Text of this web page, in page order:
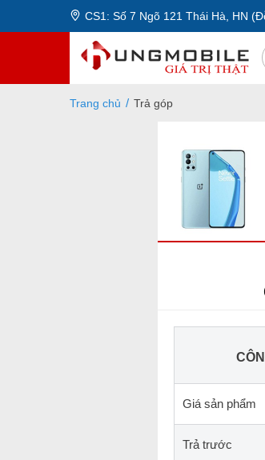
CS1: Số 7 Ngõ 121 Thái Hà, HN
Trang chủ Trả góp
Giá sản phẩm
Trả trước